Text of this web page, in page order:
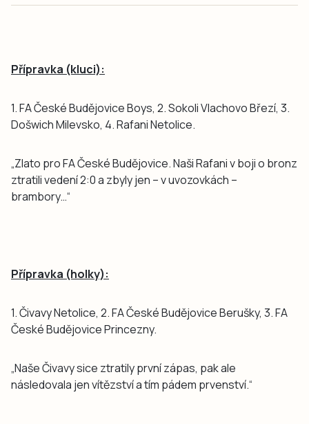
Přípravka (kluci):
1. FA České Budějovice Boys, 2. Sokoli Vlachovo Březí, 3.
Došwich Milevsko, 4. Rafani Netolice.
„Zlato pro FA České Budějovice. Naši Rafani v boji o bronz
ztratili vedení 2:0 a zbyly jen – v uvozovkách –
brambory…“
Přípravka (holky):
1. Čivavy Netolice, 2. FA České Budějovice Berušky, 3. FA
České Budějovice Princezny.
„Naše Čivavy sice ztratily první zápas, pak ale
následovala jen vítězství a tím pádem prvenství.“